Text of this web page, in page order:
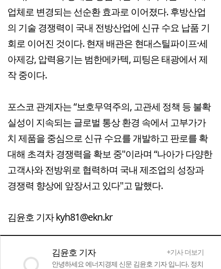
업체로 변경되는 선순환 효과로 이어졌다. 후방산업
의 기술 경쟁력이 국내 전방산업에 신규 수요 납품 기
회로 이어진 것이다. 현재 배관은 현대스틸파이프·세
아제강, 압력용기는 범한메카텍, 피팅은 태광에서 제
작 중이다.
포스코 관계자는 “보호무역주의, 고관세 정책 등 불확
실성이 지속되는 글로벌 통상 환경 속에서 고부가가
치 제품을 중심으로 신규 수요를 개발하고 판로를 확
대해 초격차 경쟁력을 확보 중"이라며 “나아가 다양한
고객사와 전방위로 협력하며 국내 제조업의 성장과
경쟁력 향상에 앞장서고 있다"고 말했다.
김윤호 기자 kyh81@ekn.kr
김윤호 기자
+기사 더보기
안녕하세요 에너지경제 신문 김윤호 기자 입니다. 정치